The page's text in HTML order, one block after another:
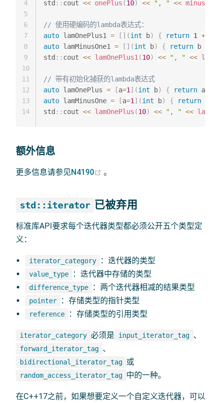
std :: cout << onePlus (10) << ", " << minusOne
// 使用硬编码的lambda表达式：
auto lamOnePlus1 = [ ] (int b) { return 1 +
auto lamMinusOne1 = [ ] (int b) { return b
std :: cout << lamOnePlus1 (10) << ", " <<
// 带有初始化捕获的lambda表达式
auto lamOnePlus = [a=1 ] (int b) { return a
auto lamMinusOne = [a=1 ] (int b) { return
std :: cout << lamOnePlus (10) << ", " <<
4
5
6
7
8
9
10
11
12
13
14
额外信息
更多信息请参见N4190 (opens new window)
。
std::iterator 已被弃用
标准库API要求每个迭代器类型都必须公开五个类型定
义：
iterator_category ：迭代器的类型
value_type ：迭代器中存储的类型
difference_type ：两个迭代器相减的结果类型
pointer ：存储类型的指针类型
reference ：存储类型的引用类型
iterator_category 必须是 input_iterator_tag 、
forward_iterator_tag 、
bidirectional_iterator_tag 或
random_access_iterator_tag 中的一种。
在C++17之前，如果想要定义一个自定义迭代器，可以